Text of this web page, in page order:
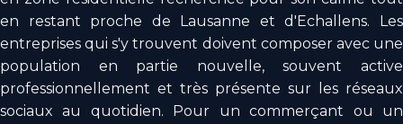
en restant proche de Lausanne et d'Echallens. Les
entreprises qui s'y trouvent doivent composer avec une
population en partie nouvelle, souvent active
professionnellement et très présente sur les réseaux
sociaux au quotidien. Pour un commerçant ou un